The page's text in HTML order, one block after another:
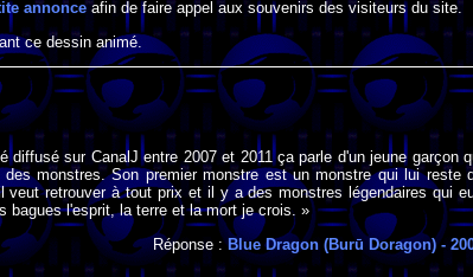
annonceafin de faire appel aux souvenirs des visiteurs du site.
ce dessin animé.
diffusé sur CanalJ entre 2007 et 2011 ça parle d'un jeune garçon
des monstres. Son premier monstre est un monstre qui lui reste
veut retrouver à tout prix et il y a des monstres légendaires qui
bagues l'esprit, la terre et la mort je crois. »
Réponse :Blue Dragon (Burū Doragon)-